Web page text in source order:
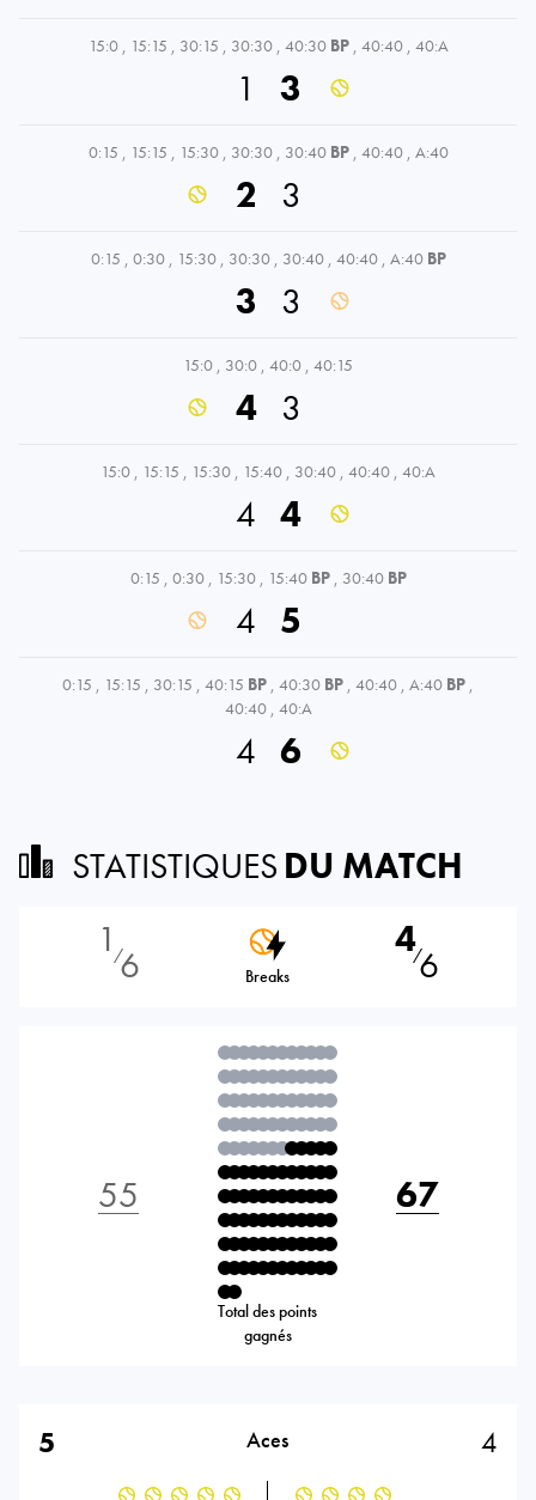
15:0 , 15:15 , 30:15 , 30:30 , 40:30 BP , 40:40 , 40:A
1 3
0:15 , 15:15 , 15:30 , 30:30 , 30:40 BP , 40:40 , A:40
2 3
0:15 , 0:30 , 15:30 , 30:30 , 30:40 , 40:40 , A:40 BP
3 3
15:0 , 30:0 , 40:0 , 40:15
4 3
15:0 , 15:15 , 15:30 , 15:40 , 30:40 , 40:40 , 40:A
4 4
0:15 , 0:30 , 15:30 , 15:40 BP , 30:40 BP
4 5
0:15 , 15:15 , 30:15 , 40:15 BP , 40:30 BP , 40:40 , A:40 BP ,
40:40 , 40:A
4 6
STATISTIQUES DU MATCH
1 ⁄6 Breaks
4⁄6
55
Total des points
gagnés
67
5 Aces 4